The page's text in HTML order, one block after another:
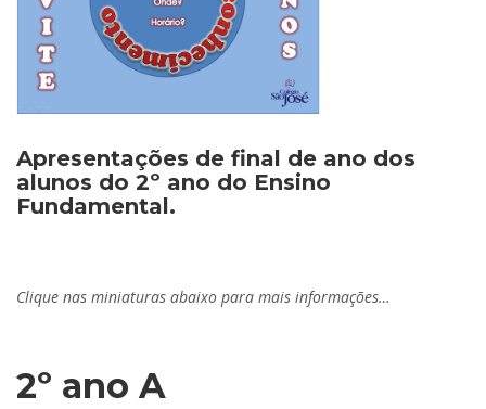
Apresentações de final de ano dos
alunos do 2º ano do Ensino
Fundamental.
Clique nas miniaturas abaixo para mais informações…
2º ano A